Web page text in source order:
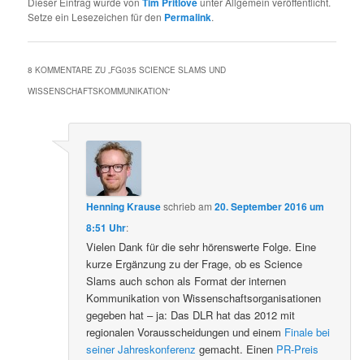
Setze ein Lesezeichen für den Permalink.
8 KOMMENTARE ZU „FG035 SCIENCE SLAMS UND
WISSENSCHAFTSKOMMUNIKATION“
Henning Krauseschriebam20. September 2016 um
8:51 Uhr:
Vielen Dank für die sehr hörenswerte Folge. Eine
kurze Ergänzung zu der Frage, ob es Science
Slams auch schon als Format der internen
Kommunikation von Wissenschaftsorganisationen
gegeben hat – ja: Das DLR hat das 2012 mit
regionalen Vorausscheidungen und einem Finale bei
seiner Jahreskonferenz gemacht. Einen PR-Preis